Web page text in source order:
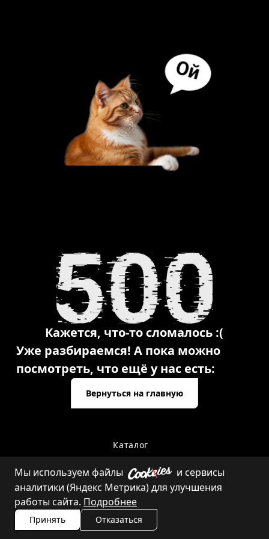
Кажется, что-то сломалось :(
Уже разбираемся! А пока можно
посмотреть, что ещё у нас есть:
Вернуться на главную
Каталог
Контакты
Мы используем файлы
и сервисы
аналитики (Яндекс Метрика) для улучшения
работы сайта. Подробнее
Принять Отказаться